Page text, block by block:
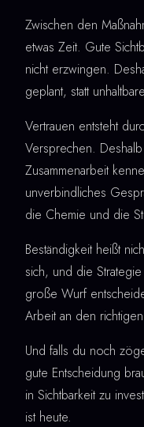
Zwischen den
etwas Zeit. Gute
nicht erzwingen.
geplant, statt
Vertrauen entsteht
Versprechen.
Zusammenarbeit
unverbindliches
die Chemie und die
Beständigkeit heißt
sich, und die
große Wurf
Arbeit an den
Und falls du noch
gute Entscheidung
in Sichtbarkeit zu
ist heute.